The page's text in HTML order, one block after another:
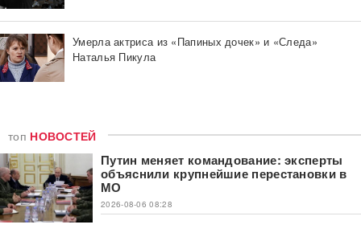
Умерла актриса из «Папиных дочек» и «Следа»
Наталья Пикула
топ НОВОСТЕЙ
Путин меняет командование: эксперты
объяснили крупнейшие перестановки в
МО
2026-08-06 08:28